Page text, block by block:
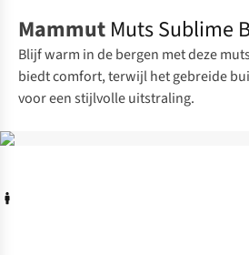
Mammut Muts Sublime
Blijf warm in de bergen met deze
biedt comfort, terwijl het gebreide
voor een stijlvolle uitstraling.